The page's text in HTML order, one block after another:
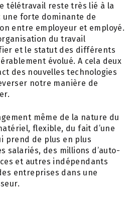
télétravail reste très lié à la
une forte dominante de
entre employeur et employé.
du travail
et le statut des différents
évolué. A cela deux
des nouvelles technologies
notre manière de
même de la nature du
flexible, du fait d’une
prend de plus en plus
salariés, des millions d’auto-
et autres indépendants
entreprises dans une